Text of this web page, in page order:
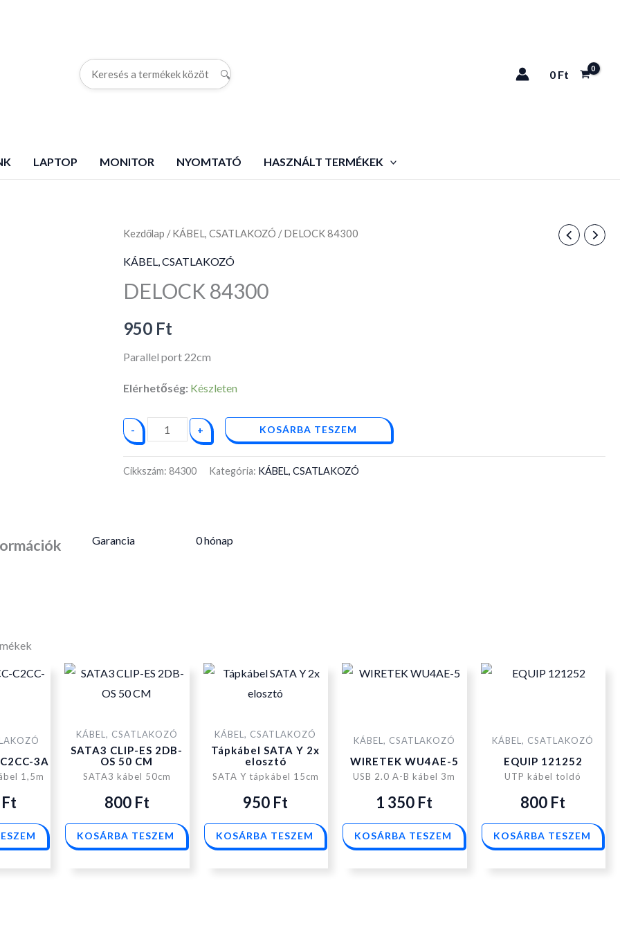
🔍 0 Ft
LAPTOP MONITOR NYOMTATÓ HASZNÁLT TERMÉKEK
Kezdőlap /KÁBEL, CSATLAKOZÓ / DELOCK 84300
KÁBEL, CSATLAKOZÓ
DELOCK 84300
950 Ft
Parallel port 22cm
Elérhetőség: Készleten
-
DELOCK
+ KOSÁRBA TESZEM
Cikkszám: 84300 Kategória: KÁBEL, CSATLAKOZÓ
Garancia 0 hónap
3A
1,5m
Ft
KÁBEL, CSATLAKOZÓ
SATA3 CLIP-ES 2DB-
OS 50 CM
SATA3 kábel 50cm
800 Ft
KOSÁRBA TESZEM
KÁBEL, CSATLAKOZÓ
Tápkábel SATA Y 2x
elosztó
SATA Y tápkábel 15cm
950 Ft
KOSÁRBA TESZEM
KÁBEL, CSATLAKOZÓ
WIRETEK WU4AE-5
USB 2.0 A-B kábel 3m
1 350 Ft
KOSÁRBA TESZEM
KÁBEL, CSATLAKOZÓ
EQUIP 121252
UTP kábel toldó
800 Ft
KOSÁRBA TESZEM